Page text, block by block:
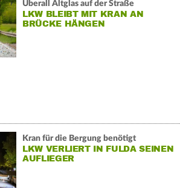
Überall Altglas auf der Straße
LKW BLEIBT MIT KRAN AN
BRÜCKE HÄNGEN
Kran für die Bergung benötigt
LKW VERLIERT IN FULDA SEINEN
AUFLIEGER